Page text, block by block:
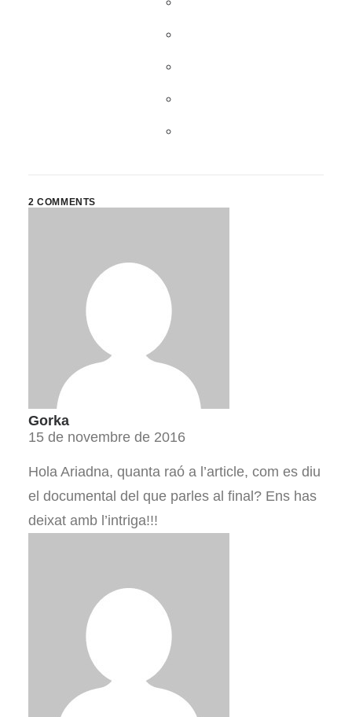
2 COMMENTS
Gorka
15 de novembre de 2016
Hola Ariadna, quanta raó a l’article, com es diu
el documental del que parles al final? Ens has
deixat amb l’intriga!!!